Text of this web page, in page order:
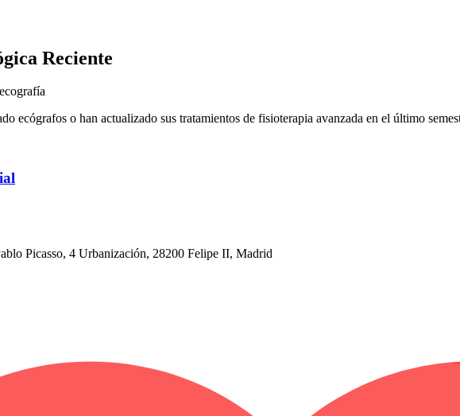
Reciente
ecógrafos o han actualizado sus tratamientos de fisioterapia avanzada en el último
Picasso, 4 Urbanización, 28200 Felipe II, Madrid